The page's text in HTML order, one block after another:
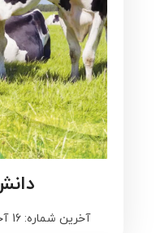
آخرین شماره: 16